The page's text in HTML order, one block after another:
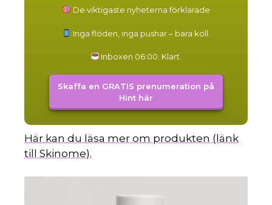
De viktigaste nyheterna förklarade
Inga flöden, inga pushar – bara koll.
Inboxen 06:00. Klart.
Skaffa en GRATIS prenumeration på
Hint här
Här kan du läsa mer om produkten (länk
till Skinome).